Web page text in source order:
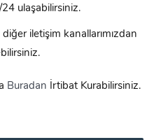
ulaşabilirsiniz.
iletişim kanallarımızdan
Buradan İrtibat Kurabilirsiniz.